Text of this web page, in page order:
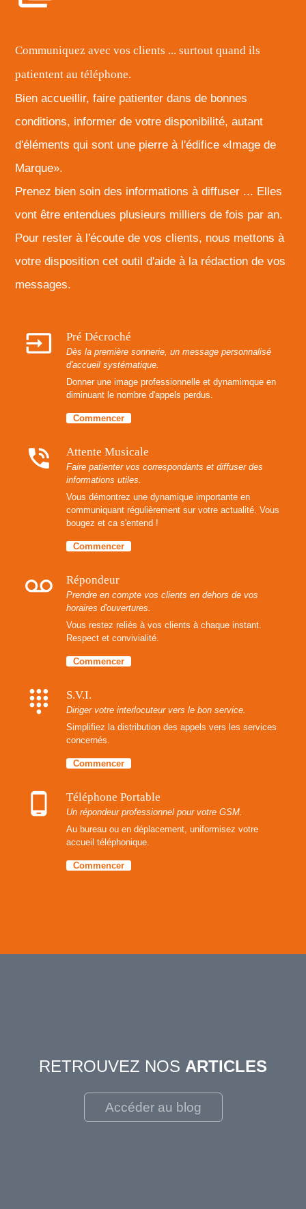
Communiquez avec vos clients ... surtout quand ils
patientent au téléphone.
Bien accueillir, faire patienter dans de bonnes
conditions, informer de votre disponibilité, autant
d'éléments qui sont une pierre à l'édifice «Image de
Marque».
Prenez bien soin des informations à diffuser ... Elles
vont être entendues plusieurs milliers de fois par an.
Pour rester à l'écoute de vos clients, nous mettons à
votre disposition cet outil d'aide à la rédaction de vos
messages.
input Pré Décroché
Dès la première sonnerie, un message personnalisé
d'accueil systématique.
Donner une image professionnelle et dynamimque en
diminuant le nombre d'appels perdus.
Commencer
phone_in_talk Attente Musicale
Faire patienter vos correspondants et diffuser des
informations utiles.
Vous démontrez une dynamique importante en
communiquant régulièrement sur votre actualité. Vous
bougez et ca s'entend !
Commencer
voicemail Répondeur
Prendre en compte vos clients en dehors de vos
horaires d'ouvertures.
Vous restez reliés à vos clients à chaque instant.
Respect et convivialité.
Commencer
dialpad S.V.I.
Diriger votre interlocuteur vers le bon service.
Simplifiez la distribution des appels vers les services
concernés.
Commencer
phone_android Téléphone Portable
Un répondeur professionnel pour votre GSM.
Au bureau ou en déplacement, uniformisez votre
accueil téléphonique.
Commencer
RETROUVEZ NOS ARTICLES
Accéder au blog